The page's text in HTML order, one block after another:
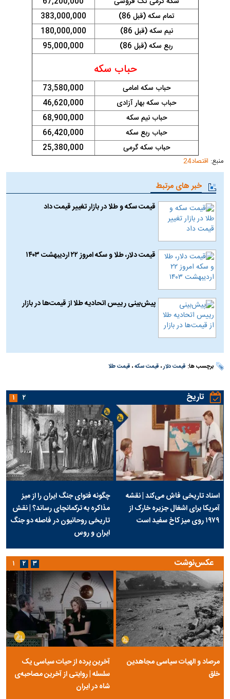
تمام سکه (قبل 86)
383,000,000
نیم سکه (قبل 86)
180,000,000
ربع سکه (قبل 86)
95,000,000
حباب سکه
حباب سکه امامی
73,580,000
حباب سکه بهار آزادی
46,620,000
حباب نیم سکه
68,900,000
حباب ربع سکه
66,420,000
حباب سکه گرمی
25,380,000
منبع: اقتصاد24
خبر های مرتبط
قیمت سکه و طلا در بازار تغییر قیمت داد
قیمت دلار، طلا و سکه امروز ۲۲ اردیبهشت ۱۴۰۳
پیش‌بینی رییس اتحادیه طلا از قیمت‌ها در بازار
برچسب ها: قیمت دلار، قیمت سکه، قیمت طلا
تاریخ
اسناد تاریخی فاش می‌کند | نقشه
آمریکا برای اشغال جزیره خارک از
۱۹۷۹ روی میز کاخ سفید است
چگونه فتوای جنگ ایران را از میز
مذاکره به ترکمانچای رساند؟ | نقش
تاریخی روحانیون در فاصله دو جنگ
ایران و روس
۱ ۲
عکس‌نوشت
مرصاد و الهیات سیاسی مجاهدین
خلق
آخرین پرده از حیات سیاسی یک
سلسله | روایتی از آخرین مصاحبه‌ی
شاه در ایران
۱ ۲ ۳